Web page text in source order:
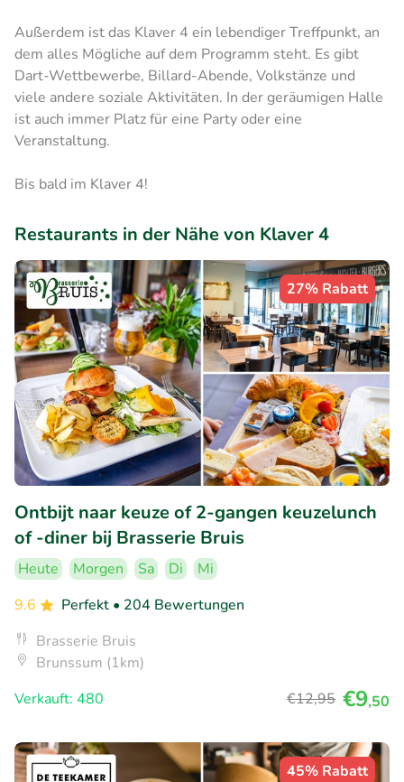
Außerdem ist das Klaver 4 ein lebendiger Treffpunkt, an
dem alles Mögliche auf dem Programm steht. Es gibt
Dart-Wettbewerbe, Billard-Abende, Volkstänze und
viele andere soziale Aktivitäten. In der geräumigen Halle
ist auch immer Platz für eine Party oder eine
Veranstaltung.
Bis bald im Klaver 4!
Restaurants in der Nähe von Klaver 4
27% Rabatt
Ontbijt naar keuze of 2-gangen keuzelunch
of -diner bij Brasserie Bruis
Heute Morgen Sa Di
Mi
9.6
Perfekt • 204 Bewertungen
Brasserie Bruis
Brunssum (1km)
Verkauft: 480
€12,95 €9,50
45% Rabatt